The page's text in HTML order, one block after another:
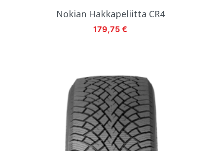
Nokian Hakkapeliitta CR4
Hinta
179,75 €